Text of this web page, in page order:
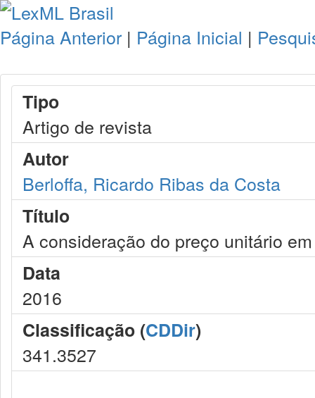
Página Anterior | Página Inicial |
Tipo
Artigo de revista
Autor
Berloffa, Ricardo Ribas da Costa
Título
A consideração do preço unitário
Data
2016
Classificação (CDDir)
341.3527